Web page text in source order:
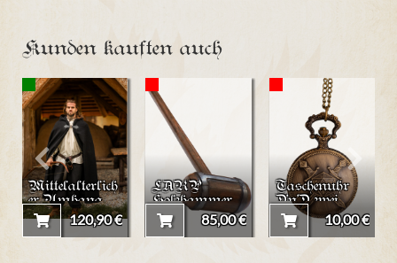
Kunden kauften auch
Mittelalterlich
er Umhang
"Ilmar"120,90 €
LARP
Holzhammer
groß
85,00 €
Taschenuhr
D'n'D zwei
Schwerter
(groß)
10,00 €